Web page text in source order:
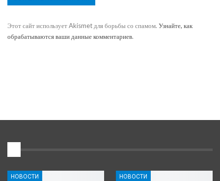
Этот сайт использует Akismet для борьбы со спамом. Узнайте, как
обрабатываются ваши данные комментариев.
НОВОСТИ НОВОСТИ